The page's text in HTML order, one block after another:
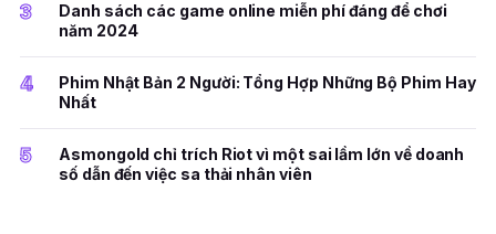
3
Danh sách các game online miễn phí đáng để chơi
năm 2024
4
Phim Nhật Bản 2 Người: Tổng Hợp Những Bộ Phim Hay
Nhất
5
Asmongold chỉ trích Riot vì một sai lầm lớn về doanh
số dẫn đến việc sa thải nhân viên